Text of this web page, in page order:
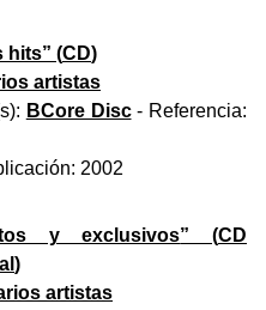
hits” (CD)
artistas
BCore Disc- Referencia:
2002
y exclusivos” (CD
)
artistas